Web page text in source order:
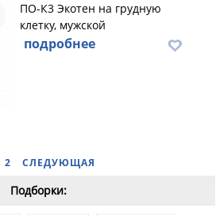
ПО-К3 Экотен на грудную
клетку, мужской
подробнее
2 СЛЕДУЮЩАЯ
Подборки: